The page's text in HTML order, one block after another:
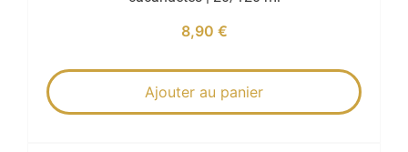
8,90 €
Ajouter au panier